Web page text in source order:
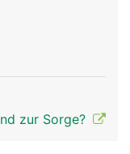
zur Sorge?